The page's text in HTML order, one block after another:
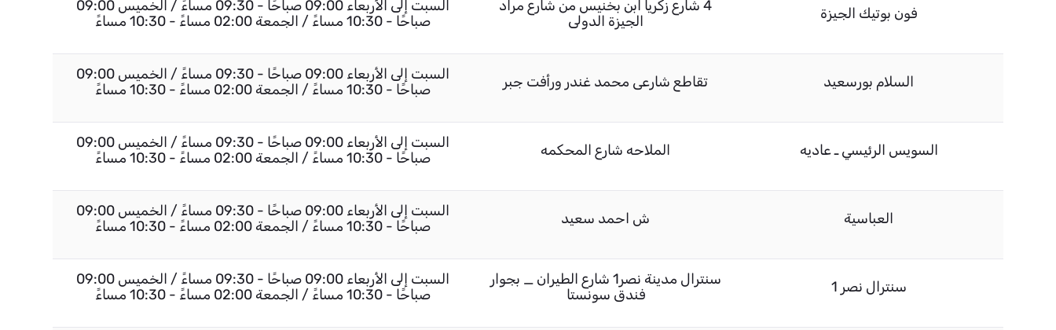
فون بوتيك الجيزة
4 شارع زكريا ابن بخنيس من شارع مراد
الجيزة الدولى
السبت إلى الأربعاء 09:00 صباحًا - 09:30 مساءً / الخميس 09:00
صباحًا - 10:30 مساءً / الجمعة 02:00 مساءً - 10:30 مساءً
السلام بورسعيد تقاطع شارعى محمد غندر ورأفت جبر
السبت إلى الأربعاء 09:00 صباحًا - 09:30 مساءً / الخميس 09:00
صباحًا - 10:30 مساءً / الجمعة 02:00 مساءً - 10:30 مساءً
السويس الرئيسي ـ عاديه الملاحه شارع المحكمه
السبت إلى الأربعاء 09:00 صباحًا - 09:30 مساءً / الخميس 09:00
صباحًا - 10:30 مساءً / الجمعة 02:00 مساءً - 10:30 مساءً
العباسية ش احمد سعيد
السبت إلى الأربعاء 09:00 صباحًا - 09:30 مساءً / الخميس 09:00
صباحًا - 10:30 مساءً / الجمعة 02:00 مساءً - 10:30 مساءً
سنترال نصر 1
سنترال مدينة نصر1 شارع الطيران _ بجوار
فندق سونستا
السبت إلى الأربعاء 09:00 صباحًا - 09:30 مساءً / الخميس 09:00
صباحًا - 10:30 مساءً / الجمعة 02:00 مساءً - 10:30 مساءً